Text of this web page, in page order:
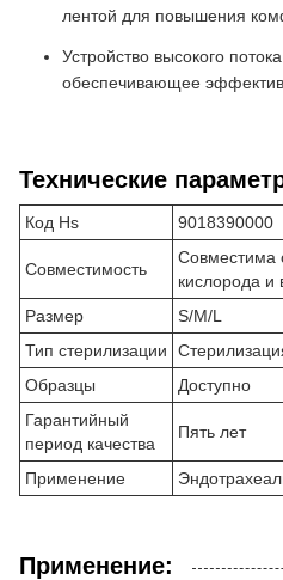
лентой для повышения
Устройство высокого
обеспечивающее
Технические
Код Hs 9018390000
Совместимость
Совместима
кислорода и
Размер
S/M/L
Тип стерилизации
Образцы
Доступно
Гарантийный
период качества
Пять лет
Применение
Применение: